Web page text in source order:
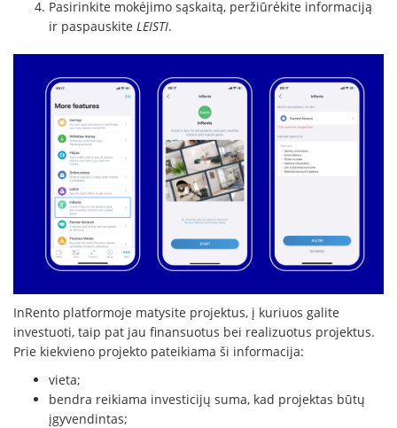
Pasirinkite mokėjimo sąskaitą, peržiūrėkite informaciją
ir paspauskite LEISTI.
InRento platformoje matysite projektus, į kuriuos galite
investuoti, taip pat jau finansuotus bei realizuotus projektus.
Prie kiekvieno projekto pateikiama ši informacija:
vieta;
bendra reikiama investicijų suma, kad projektas būtų
įgyvendintas;